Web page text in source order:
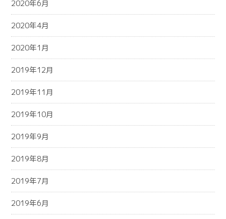
2020年6月
2020年4月
2020年1月
2019年12月
2019年11月
2019年10月
2019年9月
2019年8月
2019年7月
2019年6月